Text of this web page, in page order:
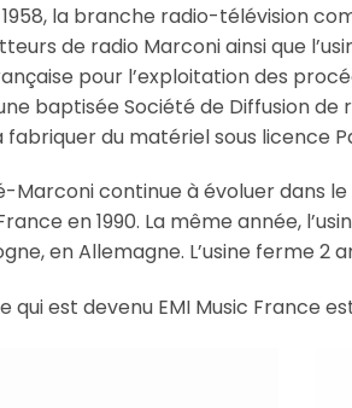
1958, la branche radio-télévision
de radio Marconi ainsi que
pour l’exploitation des
baptisée Société de Diffusion de
du matériel sous licence
Marconi continue à évoluer dans
en 1990. La même année,
en Allemagne. L’usine ferme 2
qui est devenu EMI Music France